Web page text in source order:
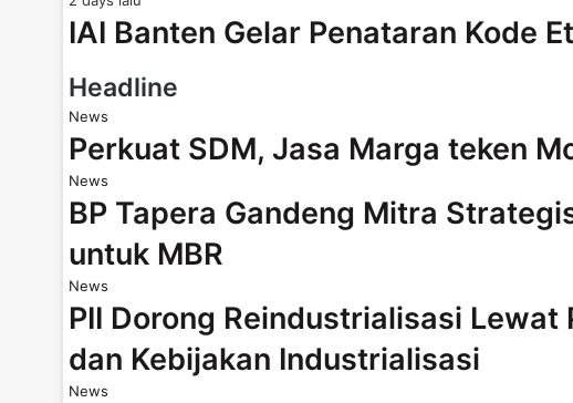
IAI Banten Gelar Penataran Kode
Headline
News
Perkuat SDM, Jasa Marga teken
News
BP Tapera Gandeng Mitra
untuk MBR
News
PII Dorong Reindustrialisasi
dan Kebijakan Industrialisasi
News